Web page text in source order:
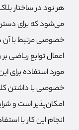
هر نود در ساختار
می‌شود که برای
خصوصی مرتبط با
اعمال توابع ریاضی
مورد استفاده برای
خصوصی با داشتن
امکان‌پذیر است و
انجام این کار با